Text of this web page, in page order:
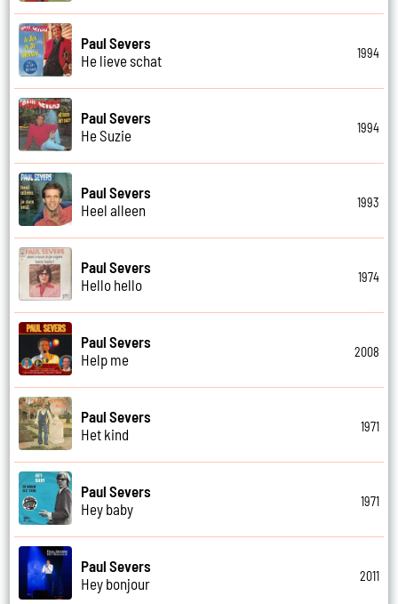
Paul Severs
He lieve schat
1994
Paul Severs
He Suzie
1994
Paul Severs
Heel alleen
1993
Paul Severs
Hello hello
1974
Paul Severs
Help me
2008
Paul Severs
Het kind
1971
Paul Severs
Hey baby
1971
Paul Severs
Hey bonjour
2011